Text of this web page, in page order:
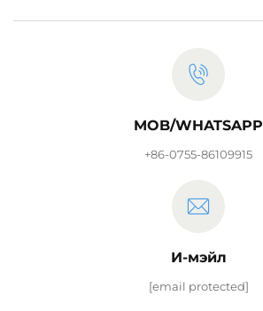
MOB/WHATSAPP
+86-0755-86109915
И-мэйл
[email protected]